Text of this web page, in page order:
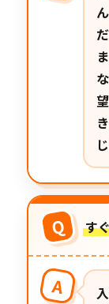
Q す
A